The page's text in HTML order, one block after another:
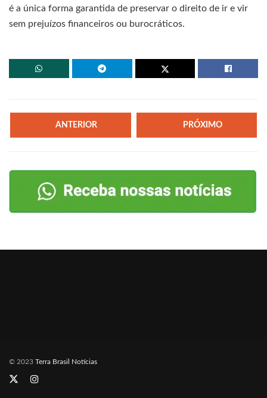
é a única forma garantida de preservar o direito de ir e vir
sem prejuízos financeiros ou burocráticos.
ANTERIOR PRÓXIMO
© 2023 Terra Brasil Notícias